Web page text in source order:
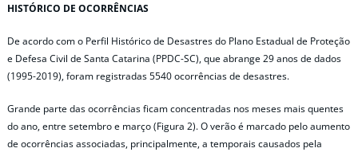
HISTÓRICO DE OCORRÊNCIAS
De acordo com o Perfil Histórico de Desastres do Plano Estadual de Proteção
e Defesa Civil de Santa Catarina (PPDC-SC), que abrange 29 anos de dados
(1995-2019), foram registradas 5540 ocorrências de desastres.
Grande parte das ocorrências ficam concentradas nos meses mais quentes
do ano, entre setembro e março (Figura 2). O verão é marcado pelo aumento
de ocorrências associadas, principalmente, a temporais causados pela